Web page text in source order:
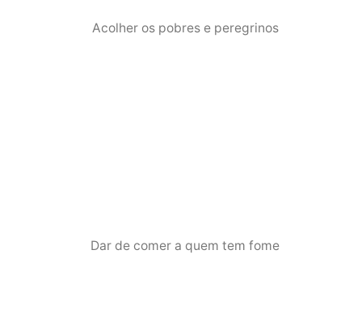
Acolher os pobres e peregrinos
Dar de comer a quem tem fome